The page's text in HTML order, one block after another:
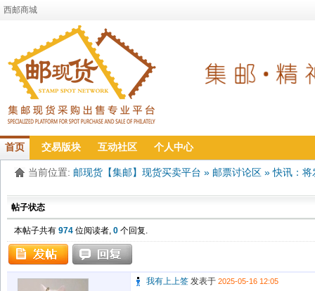
西邮商城
首页 交易版块 互动社区 个人中心
当前位置: 邮现货【集邮】现货买卖平台 » 邮票讨论区 »快讯：将
帖子状态
本帖子共有 974 位阅读者, 0 个回复.
我有上上签 发表于 2025-05-16 12:05